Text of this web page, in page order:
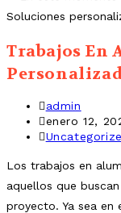
Trabajos En
admin
enero 12,
Los trabajos en
aquellos que
proyecto. Ya sea